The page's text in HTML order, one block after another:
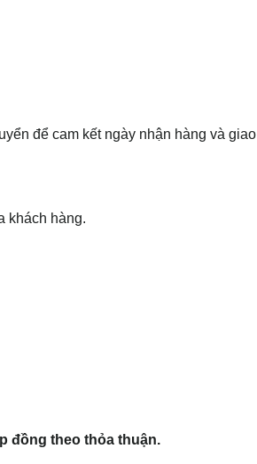
để cam kết ngày nhận hàng và
khách hàng.
đồng theo thỏa thuận.